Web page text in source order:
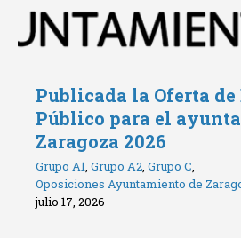
Publicada la Oferta de
Público para el
Zaragoza 2026
Grupo A1, Grupo A2, Grupo C,
Oposiciones Ayuntamiento de
julio 17, 2026